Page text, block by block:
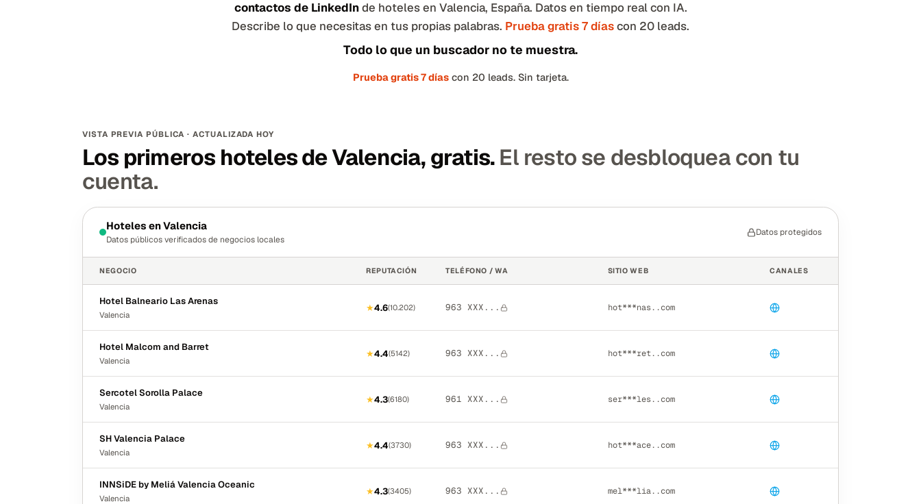
contactos de LinkedInde hoteles en Valencia, España. Datos en tiempo real con IA.
Describe lo que necesitas en tus propias palabras. Prueba gratis 7 díascon 20 leads.
Todo lo que un buscador no te muestra.
Prueba gratis 7 días con 20 leads. Sin tarjeta.
VISTA PREVIA PÚBLICA · ACTUALIZADA HOY
Los primeros hoteles de Valencia, gratis.El resto se desbloquea con tu
cuenta.
Hoteles enValencia
Datos públicos verificados de negocios locales
Datos protegidos
NEGOCIO REPUTACIÓN TELÉFONO / WA SITIO WEB CANALES
Hotel Balneario Las Arenas
Valencia
★4.6(10.202) 963 XXX... hot***nas..com
Hotel Malcom and Barret
Valencia
★4.4(5142) 963 XXX... hot***ret..com
Sercotel Sorolla Palace
Valencia
★4.3(6180) 961 XXX... ser***les..com
SH Valencia Palace
Valencia
★4.4(3730) 963 XXX... hot***ace..com
INNSiDE by Meliá Valencia Oceanic
Valencia
★4.3(3405) 963 XXX... mel***lia..com